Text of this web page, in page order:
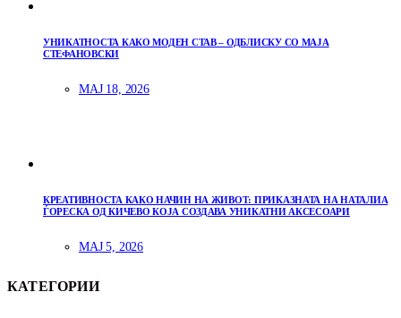
УНИКАТНОСТА КАКО МОДЕН СТАВ – ОДБЛИСКУ СО МАЈА
СТЕФАНОВСКИ
МАЈ 18, 2026
КРЕАТИВНОСТА КАКО НАЧИН НА ЖИВОТ: ПРИКАЗНАТА НА НАТАЛИА
ЃОРЕСКА ОД КИЧЕВО КОЈА СОЗДАВА УНИКАТНИ АКСЕСОАРИ
МАЈ 5, 2026
КАТЕГОРИИ